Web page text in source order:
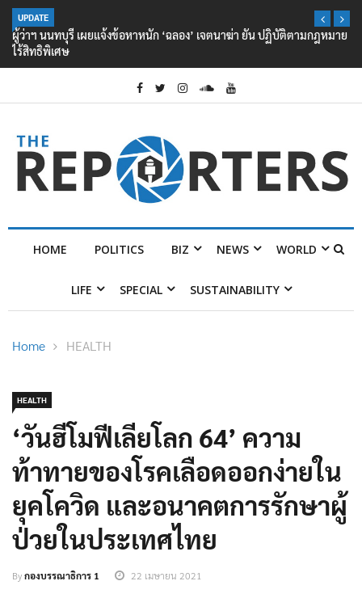
UPDATE
ผู้ว่าฯ นนทบุรี เผยแจ้งข้อหาหนัก ‘ฉลอง’ เจตนาฆ่า ยัน ปฏิบัติตามกฎหมาย
ไร้สิทธิพิเศษ
HOME POLITICS BIZ NEWS WORLD
LIFE SPECIAL SUSTAINABILITY
Home HEALTH
HEALTH
‘วันฮีโมฟีเลียโลก 64’ ความ
ท้าทายของโรคเลือดออกง่ายใน
ยุคโควิด และอนาคตการรักษาผู้
ป่วยในประเทศไทย
Byกองบรรณาธิการ 1 22 เมษายน 2021